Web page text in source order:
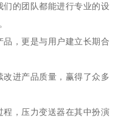
的团队都能进行专业的设
，更是与用户建立长期合
进产品质量，赢得了众多
程，压力变送器在其中扮演